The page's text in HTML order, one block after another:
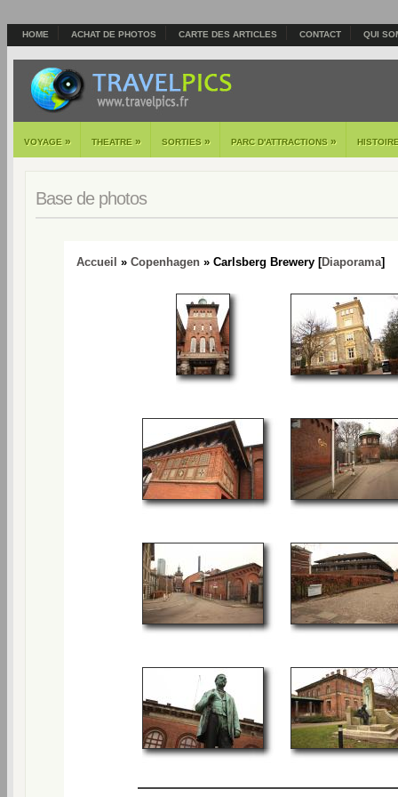
HOME ACHAT DE PHOTOS CARTE DES ARTICLES CONTACT QUI
VOYAGE » THEATRE » SORTIES » PARC D'ATTRACTIONS »
Base de photos
Accueil » Copenhagen » Carlsberg Brewery [Diaporama]